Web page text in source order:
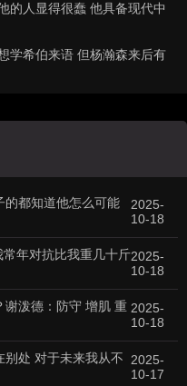
的人显得很蠢 他具备现代中
学希伯来语 但杨瀚森来后有
的都知道他怎么可能
2025-
10-18
年对抗比我重几十斤2025-
10-18
谢泼德：防守 增肌 重 2025-
10-18
别处 对于未来我从不
2025-
10-17